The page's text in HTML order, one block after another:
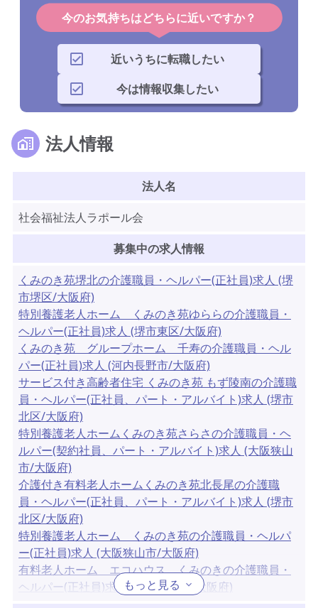
今のお気持ちはどちらに近いですか？
近いうちに転職したい
今は情報収集したい
法人情報
法人名
社会福祉法人ラポール会
募集中の求人情報
くみのき苑堺北の介護職員・ヘルパー(正社員)求人 (堺
市堺区/大阪府)
特別養護老人ホーム くみのき苑ゆららの介護職員・
ヘルパー(正社員)求人 (堺市東区/大阪府)
くみのき苑 グループホーム 千寿の介護職員・ヘル
パー(正社員)求人 (河内長野市/大阪府)
サービス付き高齢者住宅 くみのき苑 もず陵南の介護職
員・ヘルパー(正社員、パート・アルバイト)求人 (堺市
北区/大阪府)
特別養護老人ホームくみのき苑さらさの介護職員・ヘ
ルパー(契約社員、パート・アルバイト)求人 (大阪狭山
市/大阪府)
介護付き有料老人ホームくみのき苑北長尾の介護職
員・ヘルパー(正社員、パート・アルバイト)求人 (堺市
北区/大阪府)
特別養護老人ホーム くみのき苑の介護職員・ヘルパ
ー(正社員)求人 (大阪狭山市/大阪府)
有料老人ホーム エコハウス くみのきの介護職員・
ヘルパー(正社員)求人 (大阪狭山市/大阪府)
もっと見る